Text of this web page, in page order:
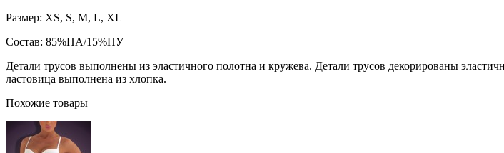
Размер: XS, S, M, L, XL
Состав: 85%ПА/15%ПУ
Детали трусов выполнены из эластичного полотна и кружева. Детали трусов декорированы
ластовица выполнена из хлопка.
Похожие товары